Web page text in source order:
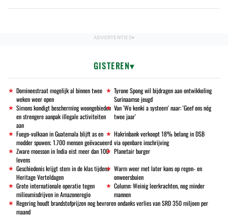
GISTEREN
Domineestraat mogelijk al binnen twee
weken weer open
Tyrone Spong wil bijdragen aan ontwikkeling
Surinaamse jeugd
Simons kondigt bescherming woongebieden
en strengere aanpak illegale activiteiten
aan
Van 'Wo kenki a systeem' naar: 'Geef ons nóg
twee jaar'
Fuego-vulkaan in Guatemala blijft as en
modder spuwen; 1.700 mensen geëvacueerd
Hakrinbank verkoopt 18% belang in DSB
via openbare inschrijving
Zware moesson in India eist meer dan 100
levens
Planetair burger
Geschiedenis krijgt stem in de klas tijdens
Heritage Verteldagen
Warm weer met later kans op regen- en
onweersbuien
Grote internationale operatie tegen
milieumisdrijven in Amazoneregio
Column: Weinig leerkrachten, nog minder
mannen
Regering houdt brandstofprijzen nog bevroren ondanks verlies van SRD 350 miljoen per
maand